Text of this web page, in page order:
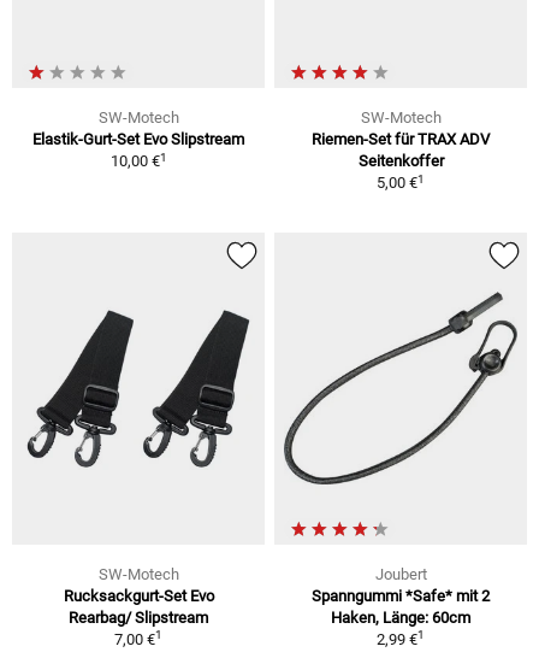
SW-Motech
Elastik-Gurt-Set Evo Slipstream
10,00 €1
SW-Motech
Riemen-Set für TRAX ADV
Seitenkoffer
5,00 €1
SW-Motech
Rucksackgurt-Set Evo
Rearbag/ Slipstream
7,00 €1
Joubert
Spanngummi *Safe* mit 2
Haken, Länge: 60cm
2,99 €1